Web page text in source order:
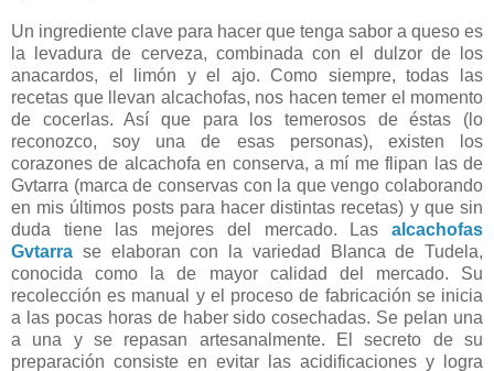
Un ingrediente clave para hacer que tenga sabor a queso es
la levadura de cerveza, combinada con el dulzor de los
anacardos, el limón y el ajo. Como siempre, todas las
recetas que llevan alcachofas, nos hacen temer el momento
de cocerlas. Así que para los temerosos de éstas (lo
reconozco, soy una de esas personas), existen los
corazones de alcachofa en conserva, a mí me flipan las de
Gvtarra (marca de conservas con la que vengo colaborando
en mis últimos posts para hacer distintas recetas) y que sin
duda tiene las mejores del mercado. Las alcachofas
Gvtarra se elaboran con la variedad Blanca de Tudela,
conocida como la de mayor calidad del mercado. Su
recolección es manual y el proceso de fabricación se inicia
a las pocas horas de haber sido cosechadas. Se pelan una
a una y se repasan artesanalmente. El secreto de su
preparación consiste en evitar las acidificaciones y logra